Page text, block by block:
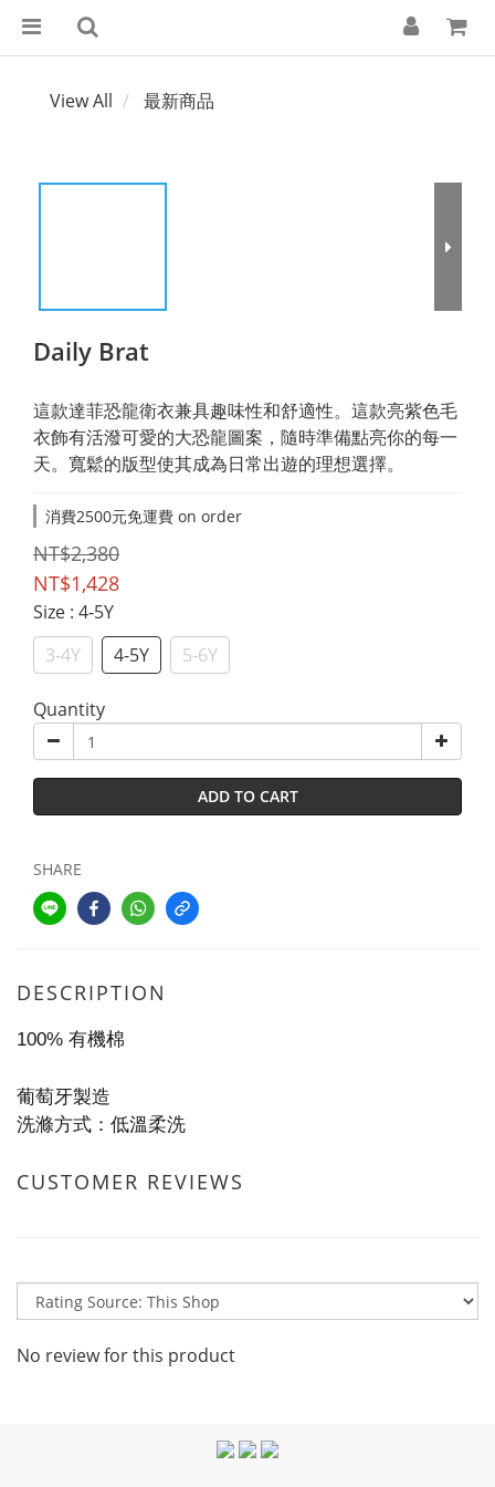
View All 最新商品
Daily Brat
這款達菲恐龍衛衣兼具趣味性和舒適性。這款亮紫色毛
衣飾有活潑可愛的大恐龍圖案，隨時準備點亮你的每一
天。寬鬆的版型使其成為日常出遊的理想選擇。
消費2500元免運費 on order
NT$2,380
NT$1,428
Size : 4-5Y
3-4Y
4-5Y 5-6Y
Quantity
ADD TO CART
SHARE
DESCRIPTION
100% 有機棉
葡萄牙製造
洗滌方式：低溫柔洗
CUSTOMER REVIEWS
No review for this product